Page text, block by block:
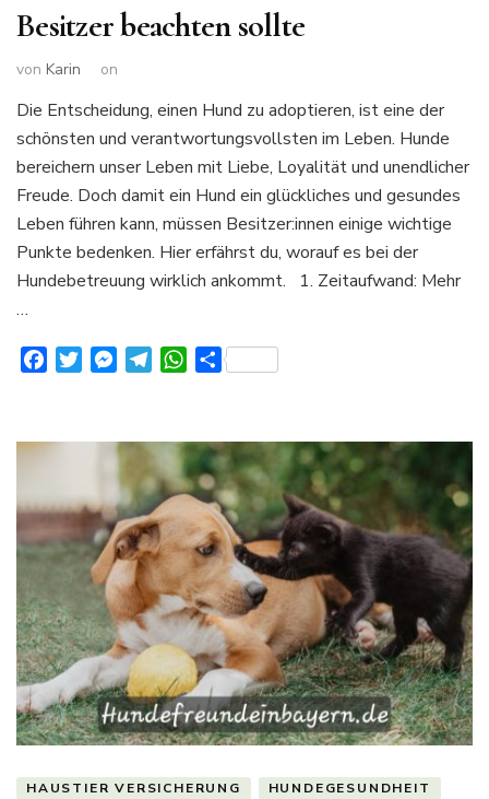
Besitzer beachten sollte
von Karin on
Die Entscheidung, einen Hund zu adoptieren, ist eine der
schönsten und verantwortungsvollsten im Leben. Hunde
bereichern unser Leben mit Liebe, Loyalität und unendlicher
Freude. Doch damit ein Hund ein glückliches und gesundes
Leben führen kann, müssen Besitzer:innen einige wichtige
Punkte bedenken. Hier erfährst du, worauf es bei der
Hundebetreuung wirklich ankommt. 1. Zeitaufwand: Mehr
…
FacebookTwitterMessenger
TelegramWhatsApp
Teilen
HAUSTIER VERSICHERUNG
HUNDEGESUNDHEIT